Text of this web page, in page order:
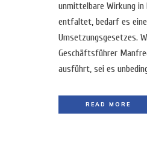
unmittelbare Wirkung in
entfaltet, bedarf es
Umsetzungsgesetzes.
Geschäftsführer
ausführt, sei es
READ MORE